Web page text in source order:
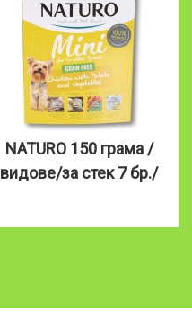
NATURO 150 грама /
видове/за стек 7 бр./